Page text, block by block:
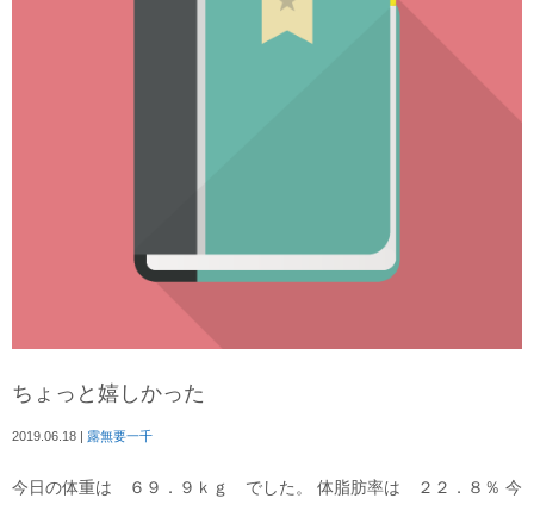
ちょっと嬉しかった
2019.06.18 | 露無要一千
今日の体重は ６９．９ｋｇ でした。 体脂肪率は ２２．８％ 今